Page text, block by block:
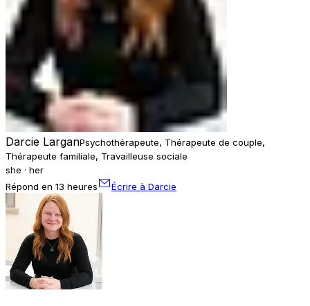
Darcie LarganPsychothérapeute, Thérapeute de couple,
Thérapeute familiale, Travailleuse sociale
she · her
Répond en 13 heures
Écrire à Darcie